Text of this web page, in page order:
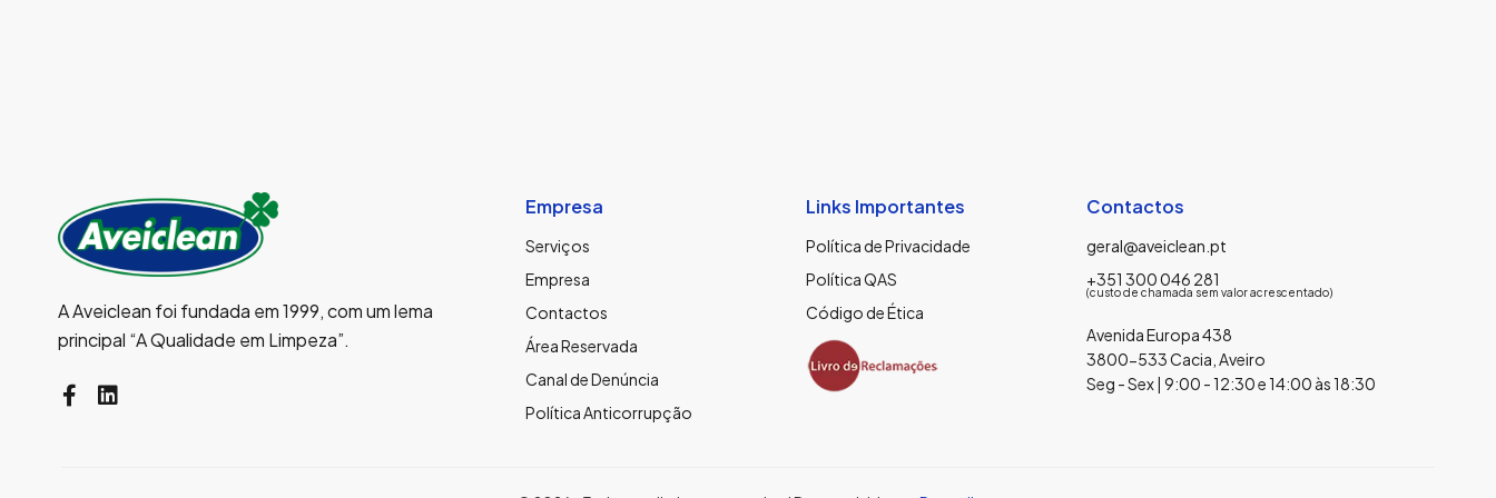
A Aveiclean foi fundada em 1999, com um lema
principal “A Qualidade em Limpeza”.
Empresa
Serviços
Empresa
Contactos
Área Reservada
Canal de Denúncia
Política Anticorrupção
Links Importantes
Política de Privacidade
Política QAS
Código de Ética
Contactos
geral@aveiclean.pt
+351 300 046 281
(custo de chamada sem valor acrescentado)
Avenida Europa 438
3800-533 Cacia, Aveiro
Seg - Sex | 9:00 - 12:30 e 14:00 às 18:30